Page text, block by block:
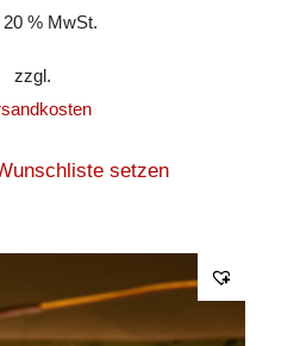
20 % MwSt.
zzgl.
setzen